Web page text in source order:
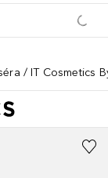
IT Cosmetics